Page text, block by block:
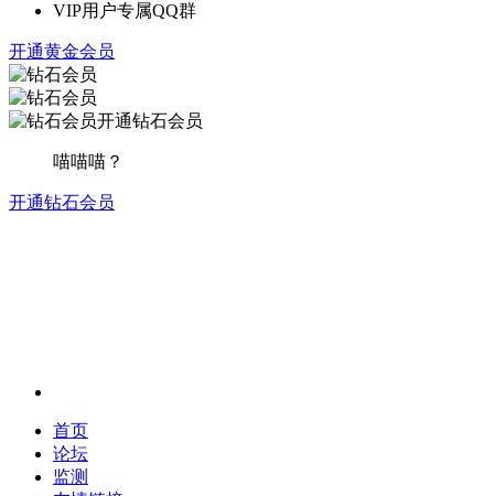
VIP用户专属QQ群
开通黄金会员
开通钻石会员
喵喵喵？
开通钻石会员
首页
论坛
监测